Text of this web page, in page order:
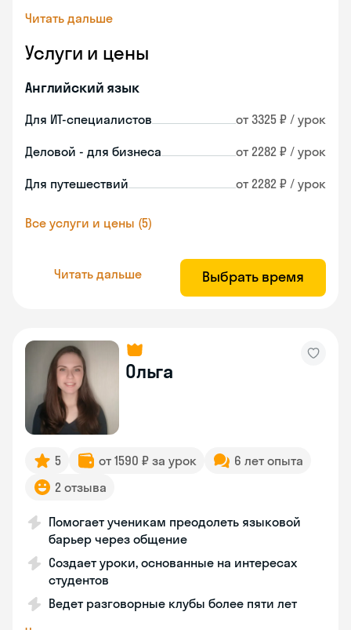
Читать дальше
Услуги и цены
Английский язык
Для ИТ-специалистов от 3325 ₽ / урок
Деловой - для бизнеса от 2282 ₽ / урок
Для путешествий от 2282 ₽ / урок
Все услуги и цены (5)
Читать дальше Выбрать время
Ольга
5 от 1590 ₽ за урок
6 лет опыта
2 отзыва
Помогает ученикам преодолеть языковой
барьер через общение
Создает уроки, основанные на интересах
студентов
Ведет разговорные клубы более пяти лет